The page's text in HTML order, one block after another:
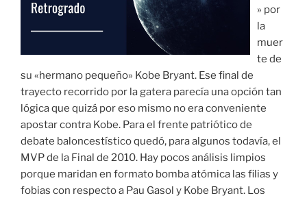
» por
la
muer
te de
su «hermano pequeño» Kobe Bryant. Ese final de
trayecto recorrido por la gatera parecía una opción tan
lógica que quizá por eso mismo no era conveniente
apostar contra Kobe. Para el frente patriótico de
debate baloncestístico quedó, para algunos todavía, el
MVP de la Final de 2010. Hay pocos análisis limpios
porque maridan en formato bomba atómica las filias y
fobias con respecto a Pau Gasol y Kobe Bryant. Los